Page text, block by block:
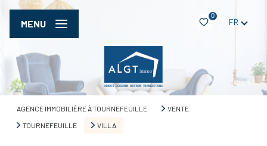
0
FR
MENU
AGENCE IMMOBILIÈRE À TOURNEFEUILLE
VENTE
TOURNEFEUILLE
VILLA